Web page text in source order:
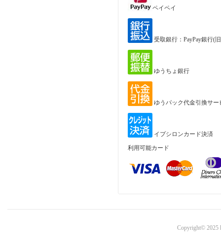
ペイペイ
受取銀行：PayPay銀行(
ゆうちょ銀行
ゆうパック代金引換サー
イプシロンカード決済
利用可能カード
Copyright© 2025